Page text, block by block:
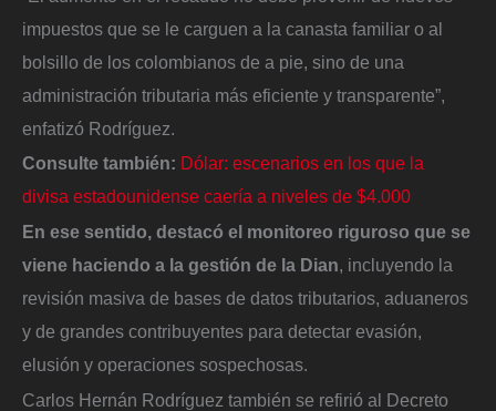
impuestos que se le carguen a la canasta familiar o al
bolsillo de los colombianos de a pie, sino de una
administración tributaria más eficiente y transparente”,
enfatizó Rodríguez.
Consulte también: Dólar: escenarios en los que la
divisa estadounidense caería a niveles de $4.000
En ese sentido, destacó el monitoreo riguroso que se
viene haciendo a la gestión de la Dian, incluyendo la
revisión masiva de bases de datos tributarios, aduaneros
y de grandes contribuyentes para detectar evasión,
elusión y operaciones sospechosas.
Carlos Hernán Rodríguez también se refirió al Decreto